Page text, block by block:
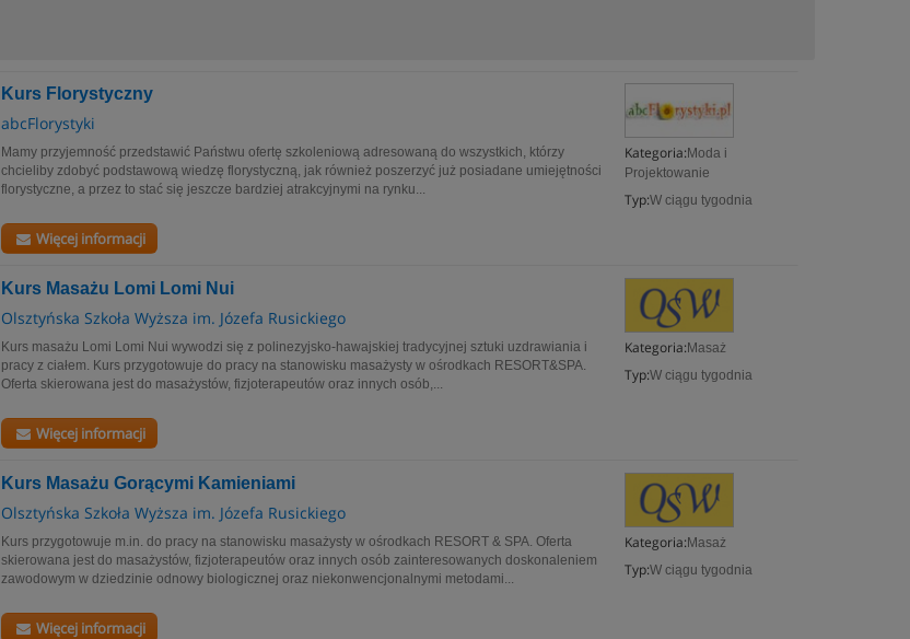
Kurs Florystyczny
abcFlorystyki
Kategoria: Moda i
Projektowanie
Typ:W ciągu tygodnia
Mamy przyjemność przedstawić Państwu ofertę szkoleniową adresowaną do wszystkich, którzy
chcieliby zdobyć podstawową wiedzę florystyczną, jak również poszerzyć już posiadane umiejętności
florystyczne, a przez to stać się jeszcze bardziej atrakcyjnymi na rynku...
Więcej informacji
Kurs Masażu Lomi Lomi Nui
Olsztyńska Szkoła Wyższa im. Józefa Rusickiego
Kategoria: Masaż
Typ:W ciągu tygodnia
Kurs masażu Lomi Lomi Nui wywodzi się z polinezyjsko-hawajskiej tradycyjnej sztuki uzdrawiania i
pracy z ciałem. Kurs przygotowuje do pracy na stanowisku masażysty w ośrodkach RESORT&SPA.
Oferta skierowana jest do masażystów, fizjoterapeutów oraz innych osób,...
Więcej informacji
Kurs Masażu Gorącymi Kamieniami
Olsztyńska Szkoła Wyższa im. Józefa Rusickiego
Kategoria: Masaż
Typ:W ciągu tygodnia
Kurs przygotowuje m.in. do pracy na stanowisku masażysty w ośrodkach RESORT & SPA. Oferta
skierowana jest do masażystów, fizjoterapeutów oraz innych osób zainteresowanych doskonaleniem
zawodowym w dziedzinie odnowy biologicznej oraz niekonwencjonalnymi metodami...
Więcej informacji